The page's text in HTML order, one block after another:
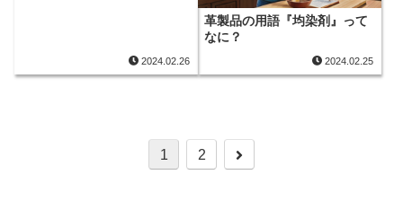
2024.02.26
革製品の用語『均染剤』って
なに？
2024.02.25
1 2
次